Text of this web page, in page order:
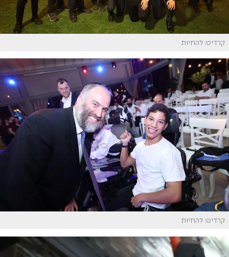
קרדיט: להחיות
קרדיט: להחיות